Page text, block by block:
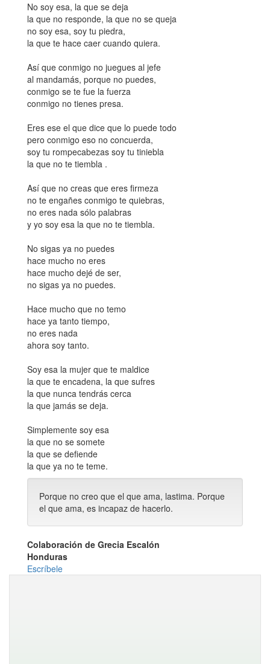
No soy esa, la que se deja
la que no responde, la que no se queja
no soy esa, soy tu piedra,
la que te hace caer cuando quiera.
Así que conmigo no juegues al jefe
al mandamás, porque no puedes,
conmigo se te fue la fuerza
conmigo no tienes presa.
Eres ese el que dice que lo puede todo
pero conmigo eso no concuerda,
soy tu rompecabezas soy tu tiniebla
la que no te tiembla .
Así que no creas que eres firmeza
no te engañes conmigo te quiebras,
no eres nada sólo palabras
y yo soy esa la que no te tiembla.
No sigas ya no puedes
hace mucho no eres
hace mucho dejé de ser,
no sigas ya no puedes.
Hace mucho que no temo
hace ya tanto tiempo,
no eres nada
ahora soy tanto.
Soy esa la mujer que te maldice
la que te encadena, la que sufres
la que nunca tendrás cerca
la que jamás se deja.
Simplemente soy esa
la que no se somete
la que se defiende
la que ya no te teme.
Porque no creo que el que ama, lastima. Porque
el que ama, es incapaz de hacerlo.
Colaboración de Grecia Escalón
Honduras
Escríbele